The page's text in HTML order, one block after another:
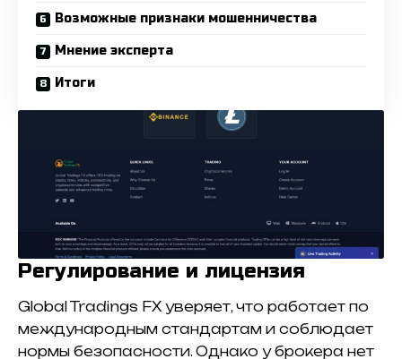
Возможные признаки мошенничества
Мнение эксперта
Итоги
Регулирование и лицензия
Global Tradings FX уверяет, что работает по
международным стандартам и соблюдает
нормы безопасности. Однако у брокера нет